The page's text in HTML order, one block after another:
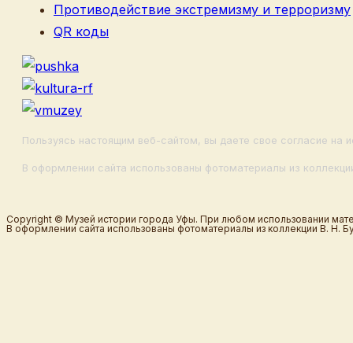
Противодействие экстремизму и терроризму
QR коды
Пользуясь настоящим веб-сайтом, вы даете свое согласие на
В оформлении сайта использованы фотоматериалы из
Copyright © Музей истории города Уфы. При любом использовании
В оформлении сайта использованы фотоматериалы из коллекции В. Н.